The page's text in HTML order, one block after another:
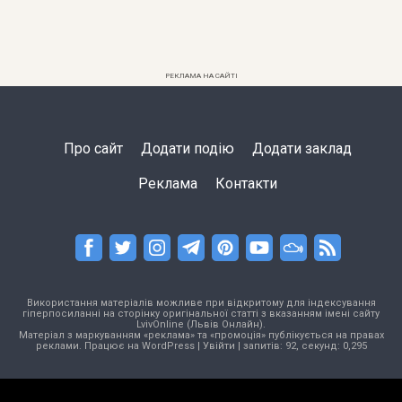
РЕКЛАМА НА САЙТІ
Про сайт Додати подію Додати заклад
Реклама Контакти
Використання матеріалів можливе при відкритому для індексування
гіперпосиланні на сторінку оригінальної статті з вказанням імені сайту
LvivOnline (Львів Онлайн).
Матеріал з маркуванням «реклама» та «промоція» публікується на правах
реклами. Працює на WordPress| Увійти | запитів: 92, секунд: 0,295